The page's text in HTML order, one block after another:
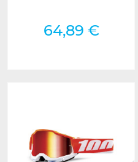
64,89 €